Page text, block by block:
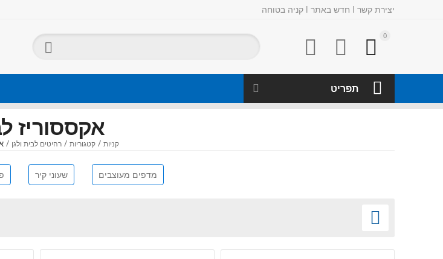
יצירת קשר חדש באתר קניה בטוחה
0




תפריט
אקססוריז
קניות / קטגוריות / רהיטים לבית ולגן /
מדפים מעוצבים שעוני קיר
